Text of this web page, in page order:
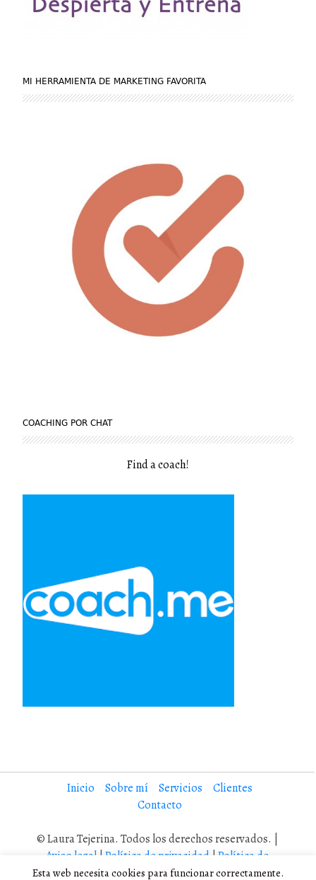
MI HERRAMIENTA DE MARKETING FAVORITA
COACHING POR CHAT
Find a coach!
Inicio Sobre mí Servicios
Clientes
Contacto
© Laura Tejerina. Todos los derechos reservados. |
Aviso legal| Política de privacidad | Política de
cookies
Esta web necesita cookies para funcionar correctamente.